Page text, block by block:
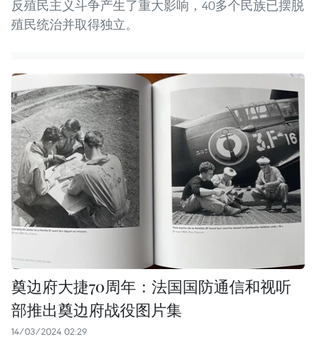
反殖民主义斗争产生了重大影响，40多个民族已摆脱
殖民统治并取得独立。
奠边府大捷70周年：法国国防通信和视听
部推出奠边府战役图片集
14/03/2024 02:29